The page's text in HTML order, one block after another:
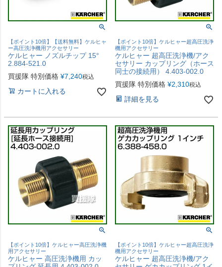
【ポイント10倍】【送料無料】ケルヒャ
ー高圧洗浄機用アクセサリー
ケルヒャー ノズルチップ 15°
2.884-521.0
買援隊 特別価格 ¥7,240税込
カートに入れる
【ポイント10倍】ケルヒャー超高圧洗浄
機用アクセサリー
ケルヒャー 超高圧洗浄機/アク
セサリー カップリング（ホース
同士の接続用） 4.403-002.0
買援隊 特別価格 ¥2,310税込
詳細を見る
【ポイント10倍】ケルヒャー高圧洗浄機
用アクセサリー
ケルヒャー 高圧洗浄機用 カッ
【ポイント10倍】ケルヒャー超高圧洗浄
機用アクセサリー
ケルヒャー 超高圧洗浄機/アク